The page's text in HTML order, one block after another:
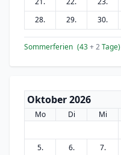
28.
29. 30.
Sommerferien (43+ 2Tage)
Oktober 2026
Mo Di Mi
5.
6. 7.